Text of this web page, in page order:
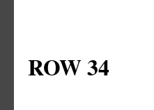
ROW 34